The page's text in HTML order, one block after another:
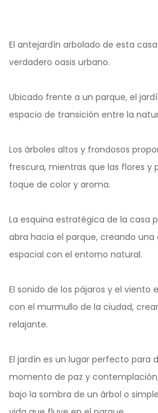
El antejardín arbolado de esta
verdadero oasis urbano.
Ubicado frente a un parque, el
espacio de transición entre la
Los árboles altos y frondosos
frescura, mientras que las flores y
toque de color y aroma.
La esquina estratégica de la casa
abra hacia el parque, creando una
espacial con el entorno natural.
El sonido de los pájaros y el viento
con el murmullo de la ciudad,
relajante.
El jardín es un lugar perfecto para
momento de paz y
bajo la sombra de un árbol o